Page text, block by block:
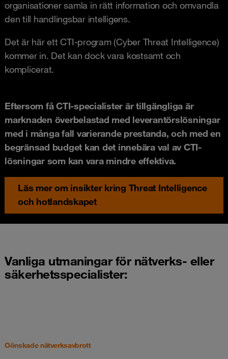
organisationer samla in rätt information och omvandla
den till handlingsbar intelligens.
Det är här ett CTI-program (Cyber Threat Intelligence)
kommer in. Det kan dock vara kostsamt och
komplicerat.
Eftersom få CTI-specialister är tillgängliga är
marknaden överbelastad med leverantörslösningar
med i många fall varierande prestanda, och med en
begränsad budget kan det innebära val av CTI-
lösningar som kan vara mindre effektiva.
Läs mer om insikter kring Threat Intelligence
och hotlandskapet
Vanliga utmaningar för nätverks- eller
säkerhetsspecialister:
Oönskade nätverksavbrott